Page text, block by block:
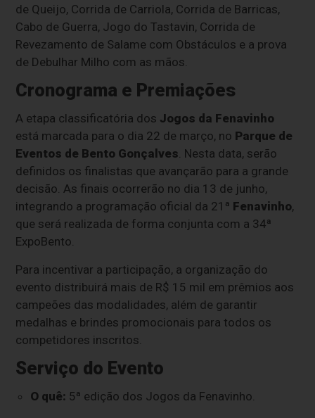
de Queijo, Corrida de Carriola, Corrida de Barricas,
Cabo de Guerra, Jogo do Tastavin, Corrida de
Revezamento de Salame com Obstáculos e a prova
de Debulhar Milho com as mãos.
Cronograma e Premiações
A etapa classificatória dos Jogos da Fenavinho
está marcada para o dia 22 de março, no Parque de
Eventos de Bento Gonçalves. Nesta data, serão
definidos os finalistas que avançarão para a grande
decisão. As finais ocorrerão no dia 13 de junho,
integrando a programação oficial da 21ª Fenavinho,
que será realizada de forma conjunta com a 34ª
ExpoBento.
Para incentivar a participação, a organização do
evento distribuirá mais de R$ 15 mil em prêmios aos
campeões das modalidades, além de garantir
medalhas e brindes promocionais para todos os
competidores inscritos.
Serviço do Evento
O quê: 5ª edição dos Jogos da Fenavinho.